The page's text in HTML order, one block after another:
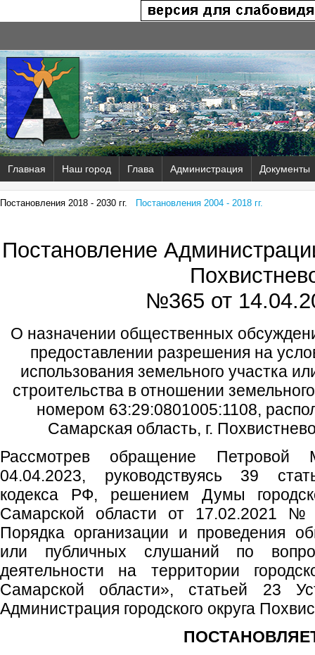
Главная Наш город Глава Администрация Документы
Постановления 2018 - 2030 гг. Постановления 2004 - 2018 гг.
Постановление
№365 от
О назначении общественных
предоставлении разрешения на
использования земельного участка
строительства в отношении
номером 63:29:0801005:1108,
Самарская область, г.
Рассмотрев обращение Петровой
04.04.2023, руководствуясь 39
кодекса РФ, решением Думы
Самарской области от 17.02.2021
Порядка организации и проведения
или публичных слушаний по
деятельности на территории
Самарской области», статьей 23
Администрация городского округа